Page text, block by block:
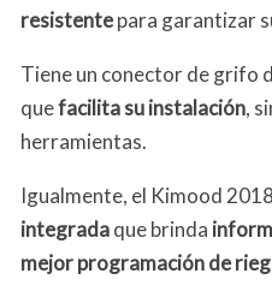
resistentepara garantizar
Tiene un conector de grifo
quefacilita su instalación,
herramientas.
Igualmente, el Kimood
integradaque brinda
mejor programación de